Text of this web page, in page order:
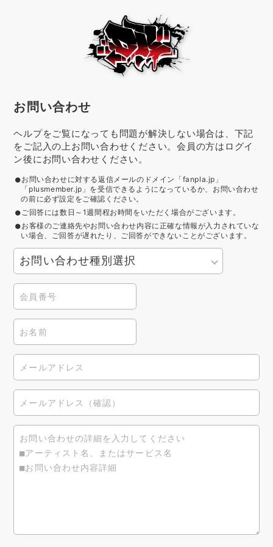
お問い合わせ
ヘルプをご覧になっても問題が解決しない場合は、下記
をご記入の上お問い合わせください。会員の方はログイ
ン後にお問い合わせください。
お問い合わせに対する返信メールのドメイン「fanpla.jp」
「plusmember.jp」を受信できるようになっているか、お問い合わせ
の前に必ず設定をご確認ください。
ご回答には数日～1週間程お時間をいただく場合がございます。
お客様のご連絡先やお問い合わせ内容に正確な情報が入力されていな
い場合、ご回答が遅れたり、ご回答ができないことがございます。